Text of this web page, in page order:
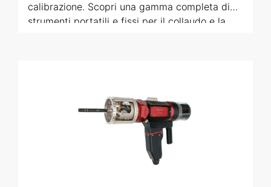
calibrazione. Scopri una gamma completa di
strumenti portatili e fissi per il collaudo e la